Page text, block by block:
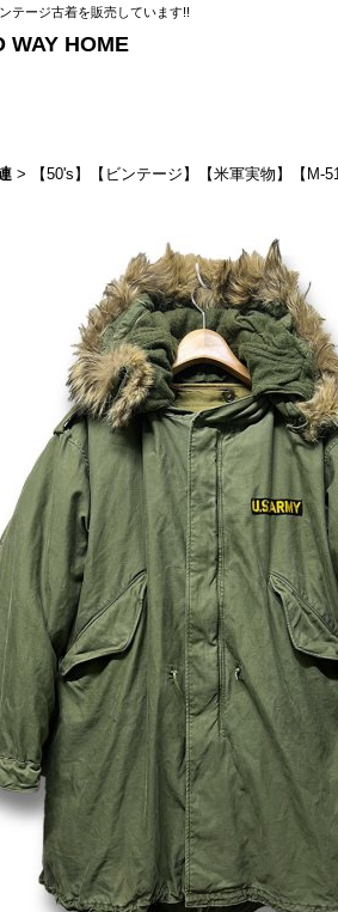
テージ古着を販売しています!!
HOME
> 【50's】【ビンテージ】【米軍実物】【